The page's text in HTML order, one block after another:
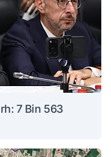
7 Bin 563